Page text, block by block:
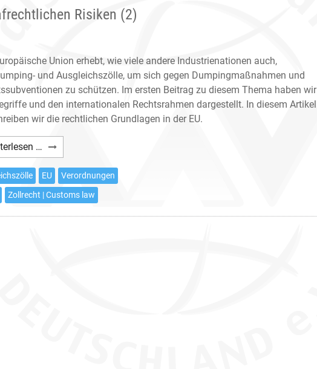
Risiken (2)
Union erhebt, wie viele andere Industrienationen auch,
und Ausgleichszölle, um sich gegen Dumpingmaßnahmen und
zu schützen. Im ersten Beitrag zu diesem Thema haben wir
und den internationalen Rechtsrahmen dargestellt. In diesem Artikel
wir die rechtlichen Grundlagen in der EU.
… Antidumpingzölle
und
ihre
strafrechtlichen
Risiken
(2)
EU
Verordnungen
Zollrecht | Customs law